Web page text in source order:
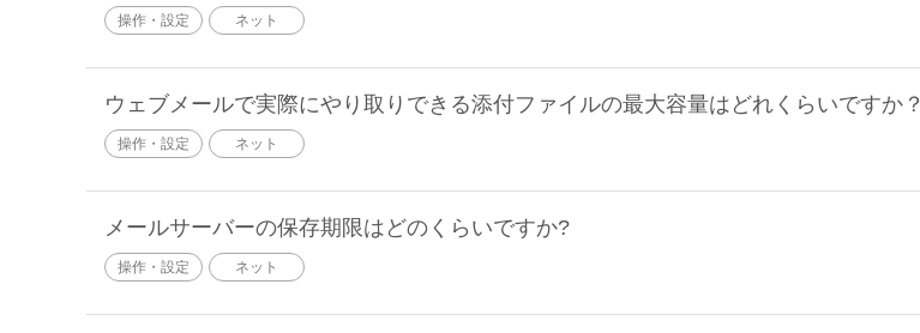
操作・設定 ネット
ウェブメールで実際にやり取りできる添付ファイルの最大容量はどれくらいですか？
操作・設定 ネット
メールサーバーの保存期限はどのくらいですか?
操作・設定 ネット